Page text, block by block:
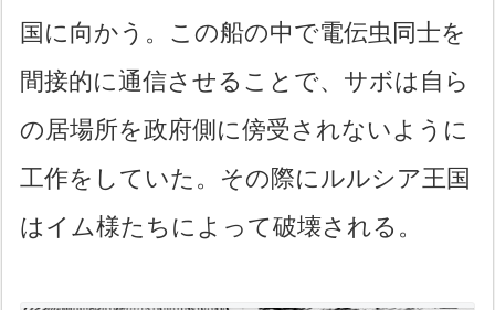
国に向かう。この船の中で電伝虫同士を
間接的に通信させることで、サボは自ら
の居場所を政府側に傍受されないように
工作をしていた。その際にルルシア王国
はイム様たちによって破壊される。